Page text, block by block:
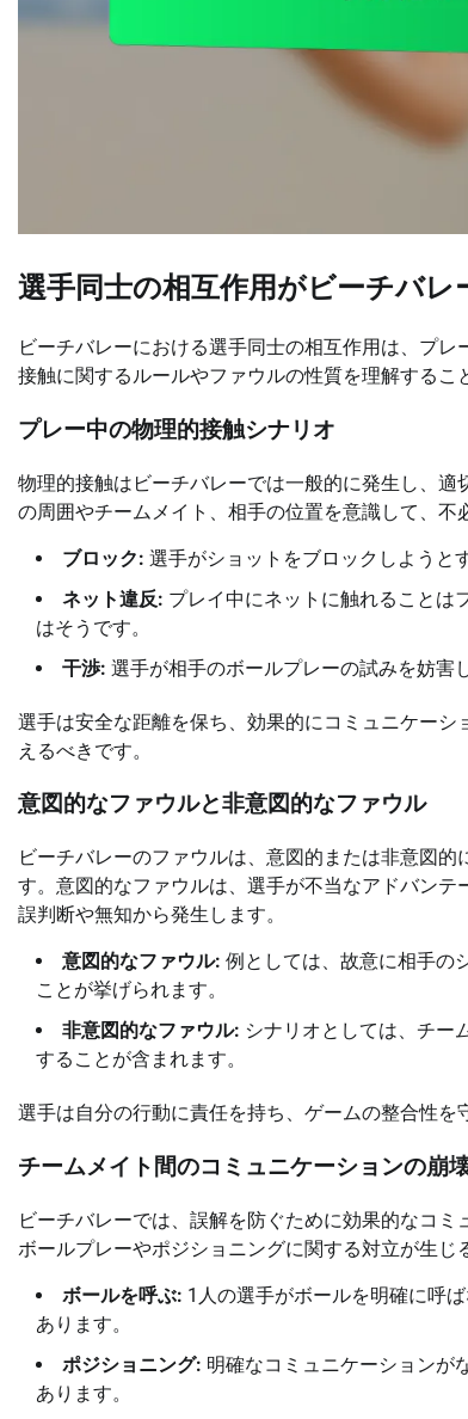
選手同士の相互作用がビーチバ
ビーチバレーにおける選手同士の相互作用は、プ
接触に関するルールやファウルの性質を理解するこ
プレー中の物理的接触シナリオ
物理的接触はビーチバレーでは一般的に発生し、
の周囲やチームメイト、相手の位置を意識して、不
ブロック: 選手がショットをブロックしようと
ネット違反: プレイ中にネットに触れることは
はそうです。
干渉: 選手が相手のボールプレーの試みを妨害
選手は安全な距離を保ち、効果的にコミュニケー
えるべきです。
意図的なファウルと非意図的なファウル
ビーチバレーのファウルは、意図的または非意図
す。意図的なファウルは、選手が不当なアドバン
誤判断や無知から発生します。
意図的なファウル: 例としては、故意に相手の
ことが挙げられます。
非意図的なファウル: シナリオとしては、チー
することが含まれます。
選手は自分の行動に責任を持ち、ゲームの整合性を
チームメイト間のコミュニケーションの崩
ビーチバレーでは、誤解を防ぐために効果的なコ
ボールプレーやポジショニングに関する対立が生じ
ボールを呼ぶ: 1人の選手がボールを明確に呼
あります。
ポジショニング: 明確なコミュニケーションが
あります。